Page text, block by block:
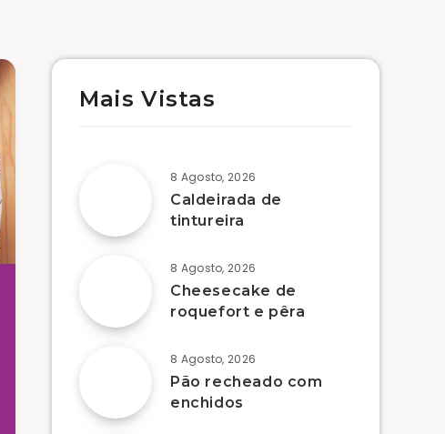
Mais Vistas
8 Agosto, 2026
Caldeirada de
tintureira
8 Agosto, 2026
Cheesecake de
roquefort e pêra
8 Agosto, 2026
Pão recheado com
enchidos